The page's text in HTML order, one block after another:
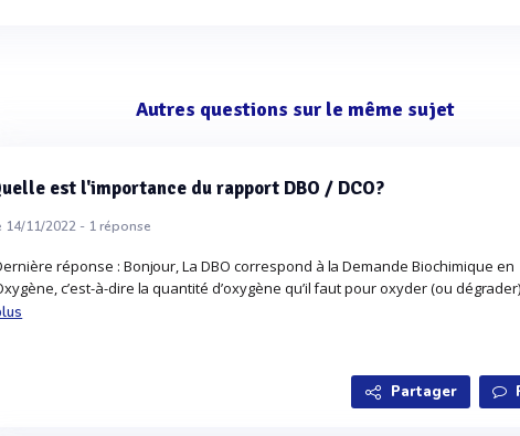
Autres questions sur le même sujet
est l'importance du rapport DBO / DCO?
14/11/2022 - 1réponse
réponse : Bonjour, La DBO correspond à la Demande Biochimique en
c’est-à-dire la quantité d’oxygène qu’il faut pour oxyder (ou
Partager